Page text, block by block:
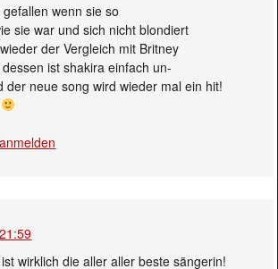
wenn sie so
sie war und sich nicht blondiert
der Vergleich mit Britney
ist shakira einfach un-
der neue song wird wieder mal ein hit!
wirklich die aller aller beste sängerin!